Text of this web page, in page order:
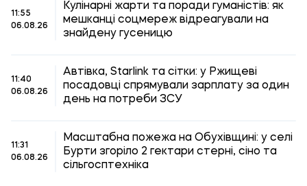
11:55
06.08.26
Кулінарні жарти та поради гуманістів: як
мешканці соцмереж відреагували на
знайдену гусеницю
11:40
06.08.26
Автівка, Starlink та сітки: у Ржищеві
посадовці спрямували зарплату за один
день на потреби ЗСУ
11:31
06.08.26
Масштабна пожежа на Обухівщині: у селі
Бурти згоріло 2 гектари стерні, сіно та
сільгосптехніка